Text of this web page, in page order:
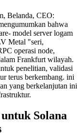
Belanda, CEO:
bahwa
model server logam
Metal "seri,
operasi node,
Frankfurt wilayah.
penelitian, validasi
terus berkembang. ini
yang berkelanjutan ini
Solana